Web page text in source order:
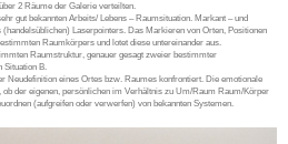
2 Räume der Galerie verteilten.
gut bekannten Arbeits/ Lebens – Raumsituation. Markant – und
Laserpointers. Das Markieren von Orten, Positionen
Raumkörpers und lotet diese untereinander aus.
Raumstruktur, genauer gesagt zweier bestimmter
Situation B.
Neudefinition eines Ortes bzw. Raumes konfrontiert. Die emotionale
der eigenen, persönlichen im Verhältnis zu Um/Raum Raum/Körper
(aufgreifen oder verwerfen) von bekannten Systemen.